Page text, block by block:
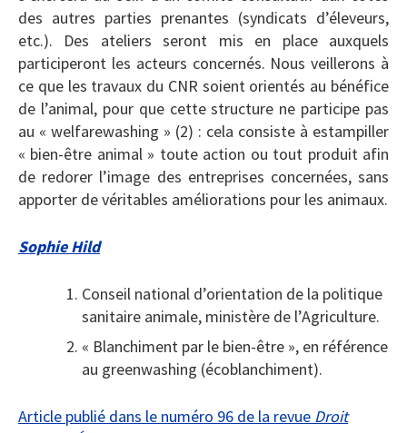
des autres parties prenantes (syndicats d’éleveurs,
etc.). Des ateliers seront mis en place auxquels
participeront les acteurs concernés. Nous veillerons à
ce que les travaux du CNR soient orientés au bénéfice
de l’animal, pour que cette structure ne participe pas
au « welfarewashing » (2) : cela consiste à estampiller
« bien-être animal » toute action ou tout produit afin
de redorer l’image des entreprises concernées, sans
apporter de véritables améliorations pour les animaux.
Sophie Hild
Conseil national d’orientation de la politique
sanitaire animale, ministère de l’Agriculture.
« Blanchiment par le bien-être », en référence
au greenwashing (écoblanchiment).
Article publié dans le numéro 96 de la revue Droit